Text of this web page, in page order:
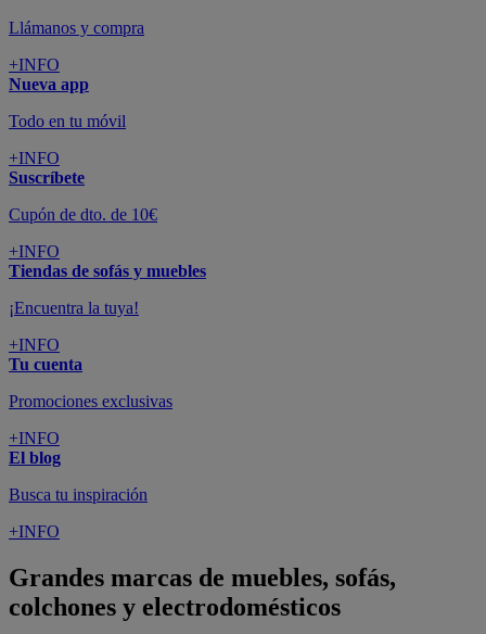
Llámanos y compra
+INFO
Nueva app
Todo en tu móvil
+INFO
Suscríbete
Cupón de dto. de 10€
+INFO
Tiendas de sofás y muebles
¡Encuentra la tuya!
+INFO
Tu cuenta
Promociones exclusivas
+INFO
El blog
Busca tu inspiración
+INFO
Grandes marcas de muebles, sofás,
colchones y electrodomésticos